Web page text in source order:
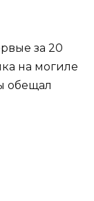
за 20
на могиле
обещал